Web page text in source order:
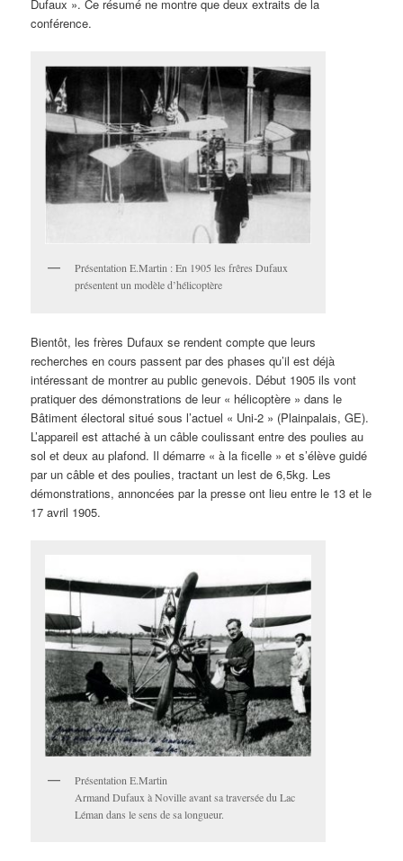
Dufaux ». Ce résumé ne montre que deux extraits de la
conférence.
Présentation E.Martin : En 1905 les frêres Dufaux
présentent un modèle d’hélicoptère
Bientôt, les frères Dufaux se rendent compte que leurs
recherches en cours passent par des phases qu’il est déjà
intéressant de montrer au public genevois. Début 1905 ils vont
pratiquer des démonstrations de leur « hélicoptère » dans le
Bâtiment électoral situé sous l’actuel « Uni-2 » (Plainpalais, GE).
L’appareil est attaché à un câble coulissant entre des poulies au
sol et deux au plafond. Il démarre « à la ficelle » et s’élève guidé
par un câble et des poulies, tractant un lest de 6,5kg. Les
démonstrations, annoncées par la presse ont lieu entre le 13 et le
17 avril 1905.
Présentation E.Martin
Armand Dufaux à Noville avant sa traversée du Lac
Léman dans le sens de sa longueur.